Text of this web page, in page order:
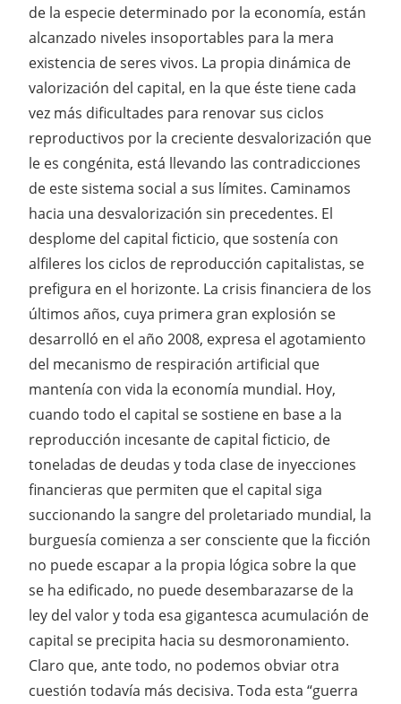
de la especie determinado por la economía, están
alcanzado niveles insoportables para la mera
existencia de seres vivos. La propia dinámica de
valorización del capital, en la que éste tiene cada
vez más dificultades para renovar sus ciclos
reproductivos por la creciente desvalorización que
le es congénita, está llevando las contradicciones
de este sistema social a sus límites. Caminamos
hacia una desvalorización sin precedentes. El
desplome del capital ficticio, que sostenía con
alfileres los ciclos de reproducción capitalistas, se
prefigura en el horizonte. La crisis financiera de los
últimos años, cuya primera gran explosión se
desarrolló en el año 2008, expresa el agotamiento
del mecanismo de respiración artificial que
mantenía con vida la economía mundial. Hoy,
cuando todo el capital se sostiene en base a la
reproducción incesante de capital ficticio, de
toneladas de deudas y toda clase de inyecciones
financieras que permiten que el capital siga
succionando la sangre del proletariado mundial, la
burguesía comienza a ser consciente que la ficción
no puede escapar a la propia lógica sobre la que
se ha edificado, no puede desembarazarse de la
ley del valor y toda esa gigantesca acumulación de
capital se precipita hacia su desmoronamiento.
Claro que, ante todo, no podemos obviar otra
cuestión todavía más decisiva. Toda esta “guerra